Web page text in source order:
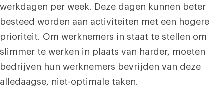
werkdagen per week. Deze dagen kunnen beter
besteed worden aan activiteiten met een hogere
prioriteit. Om werknemers in staat te stellen om
slimmer te werken in plaats van harder, moeten
bedrijven hun werknemers bevrijden van deze
alledaagse, niet-optimale taken.